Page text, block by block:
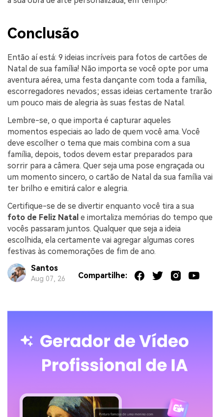
Conclusão
Então aí está: 9 ideias incríveis para fotos de cartões de
Natal de sua família! Não importa se você opte por uma
aventura aérea, uma festa dançante com toda a família,
escorregadores nevados; essas ideias certamente trarão
um pouco mais de alegria às suas festas de Natal.
Lembre-se, o que importa é capturar aqueles
momentos especiais ao lado de quem você ama. Você
deve escolher o tema que mais combina com a sua
família, depois, todos devem estar preparados para
sorrir para a câmera. Quer seja uma pose engraçada ou
um momento sincero, o cartão de Natal da sua família vai
ter brilho e emitirá calor e alegria.
Certifique-se de se divertir enquanto você tira a sua
foto de Feliz Natal e imortaliza memórias do tempo que
vocês passaram juntos. Qualquer que seja a ideia
escolhida, ela certamente vai agregar algumas cores
festivas às comemorações de fim de ano.
Santos
Aug 07, 26 Compartilhe: